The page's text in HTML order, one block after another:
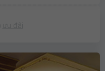
ưu đãi